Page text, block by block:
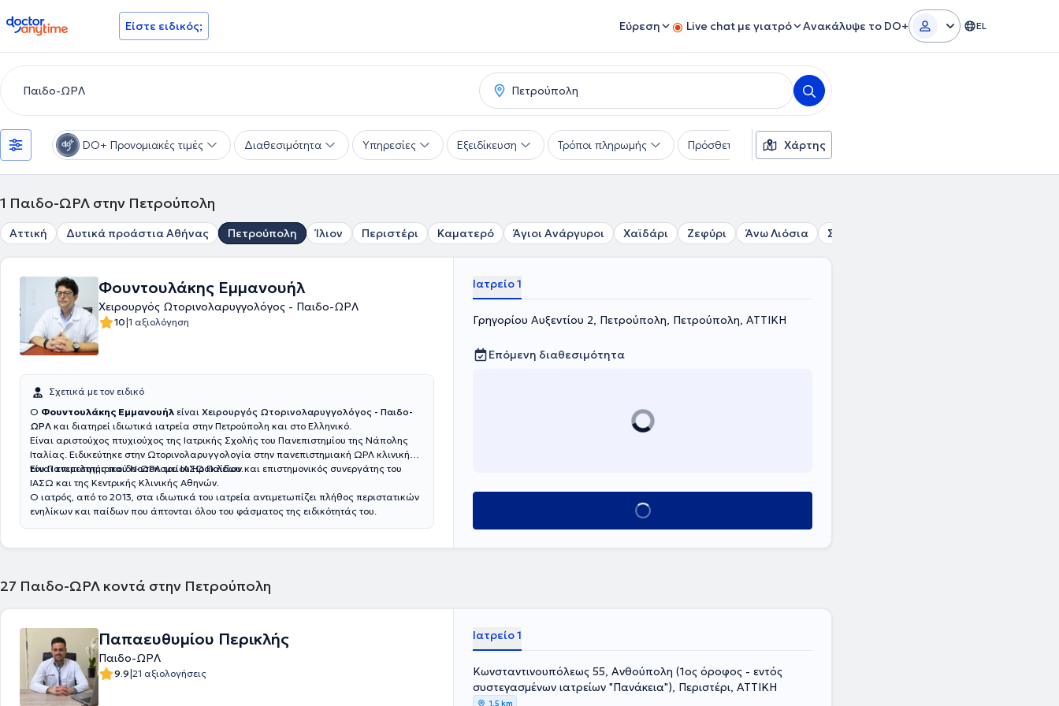
doctoranytime Είστε ειδικός; Εύρεση Live chat με γιατρό Ανακάλυψε το DO+ EL
DO+ Προνομιακές τιμές Διαθεσιμότητα Υπηρεσίες Εξειδίκευση Τρόποι πληρωμής Πρόσθετα φίλτρα Γλώσσες
Χάρτης
1 Παιδο-ΩΡΛ στην Πετρούπολη
Αττική Δυτικά προάστια Αθήνας Πετρούπολη Ίλιον Περιστέρι Καματερό Άγιοι Ανάργυροι Χαϊδάρι Ζεφύρι Άνω Λιόσια Σεπόλια
Φουντουλάκης Εμμανουήλ
Χειρουργός Ωτορινολαρυγγολόγος - Παιδο-ΩΡΛ
10|1 αξιολόγηση
Σχετικά με τον ειδικό
Ο Φουντουλάκης Εμμανουήλ είναι Χειρουργός Ωτορινολαρυγγολόγος - Παιδο-
ΩΡΛ και διατηρεί ιδιωτικά ιατρεία στην Πετρούπολη και στο Ελληνικό.
Είναι αριστούχος πτυχιούχος της Ιατρικής Σχολής του Πανεπιστημίου της Νάπολης
Ιταλίας. Ειδικεύτηκε στην Ωτορινολαρυγγολογία στην πανεπιστημιακή ΩΡΛ κλινική
του Πανεπιστημιακού Νοσοκομείου Ηρακλείου.
Είναι επιμελητής παιδο-ΩΡΛ του ΙΑΣΩ Παίδων και επιστημονικός συνεργάτης του
ΙΑΣΩ και της Κεντρικής Κλινικής Αθηνών.
Ο ιατρός, από το 2013, στα ιδιωτικά του ιατρεία αντιμετωπίζει πλήθος περιστατικών
ενηλίκων και παίδων που άπτονται όλου του φάσματος της ειδικότητάς του.
Ιατρείο 1
Γρηγορίου Αυξεντίου 2, Πετρούπολη, Πετρούπολη, ΑΤΤΙΚΗ
Επόμενη διαθεσιμότητα
Κλείσε ραντεβού
27 Παιδο-ΩΡΛ κοντά στην Πετρούπολη
Παπαευθυμίου Περικλής
Παιδο-ΩΡΛ
9.9|21 αξιολογήσεις
Ιατρείο 1
Κωνσταντινουπόλεως 55, Ανθούπολη (1ος όροφος - εντός
συστεγασμένων ιατρείων "Πανάκεια"), Περιστέρι, ΑΤΤΙΚΗ
1,5 km